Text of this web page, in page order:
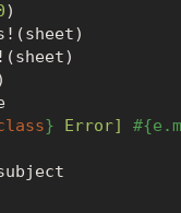
)
} Error]